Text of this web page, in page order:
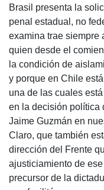
Brasil presenta la
penal estadual, no
examina trae siempre
quien desde el
la condición de
y porque en Chile
una de las cuales
en la decisión política
Jaime Guzmán en
Claro, que también
dirección del Frente
ajusticiamiento de
precursor de la